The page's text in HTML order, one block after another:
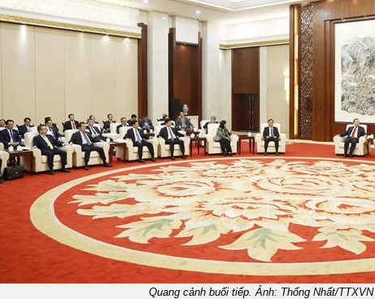
Quang cảnh buổi tiếp. Ảnh: Thống Nhất/TTXVN